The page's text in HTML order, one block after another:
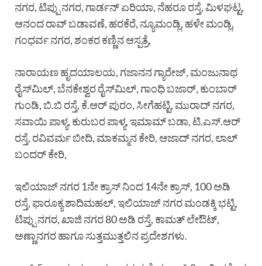
ನಗರ, ಟಿಪ್ಪು ನಗರ, ಗಾರ್ಡನ್ ಏರಿಯಾ, ನೆಹರೂ ರಸ್ತೆ, ಮಿಳಘಟ್ಟ,
ಆನಂದ ರಾವ್ ಬಡಾವಣೆ, ಹರಕೆರೆ, ನ್ಯೂಮಂಡ್ಲಿ, ಹಳೇ ಮಂಡ್ಲಿ,
ಗಂಧರ್ವ ನಗರ, ಶಂಕರ ಕಣ್ಣಿನ ಆಸ್ಪತ್ರೆ,
ನಾರಾಯಣ ಹೃದಯಾಲಯ, ಗಜಾನನ ಗ್ಯಾರೇಜ್, ಮಂಜುನಾಥ
ರೈಸ್‍ಮಿಲ್, ಬೆನಕೇಶ್ವರ ರೈಸ್‍ಮಿಲ್, ಗಾಂಧಿ ಬಜಾರ್, ಕುಂಬಾರ್
ಗುಂಡಿ, ಬಿ.ಬಿ ರಸ್ತೆ, ಕೆ.ಆರ್ ಪುರಂ, ಸೀಗೆಹಟ್ಟಿ, ಮುರಾದ್ ನಗರ,
ಸವಾಯಿ ಪಾಳ್ಯ, ಕುರುಬರ ಪಾಳ್ಯ, ಇಮಾಮ್ ಬಡಾ, ಟಿ.ಎಸ್.ಆರ್
ರಸ್ತೆ, ರವಿವರ್ಮ ಬೀದಿ, ಮಾಕಮ್ಮನ ಕೇರಿ, ಆಜಾದ್ ನಗರ, ಲಾಲ್
ಬಂದರ್ ಕೇರಿ,
ಇಲಿಯಾಜ್ ನಗರ 1ನೇ ಕ್ರಾಸ್ ನಿಂದ 14ನೇ ಕ್ರಾಸ್, 100 ಅಡಿ
ರಸ್ತೆ, ಫಾರೂಕ್ಯ ಶಾದಿಮಹಲ್, ಇಲಿಯಾಜ್ ನಗರ ಮಂಡಕ್ಕಿ ಭಟ್ಟಿ,
ಟಿಪ್ಪು ನಗರ, ಖಾಜಿ ನಗರ 80 ಅಡಿ ರಸ್ತೆ, ಕಾಮತ್ ಲೇಔಟ್,
ಅಣ್ಣಾನಗರ ಹಾಗೂ ಸುತ್ತಮುತ್ತಲಿನ ಪ್ರದೇಶಗಳು.